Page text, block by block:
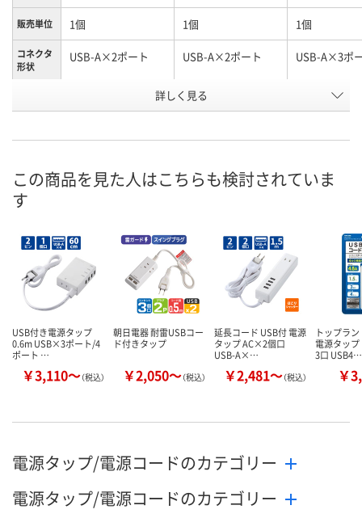
販売単位 1個 1個 1個
コネクタ
形状
USB-A×2ポート USB-A×2ポート USB-A×3ポ
1.5m
号
お届け日
お取り扱い終了しま
した
お取り扱い終了しま
した
お取り扱い
した
詳しく見る
この商品を見た人はこちらも検討されていま
す
USB付き電源タップ
0.6m USB×3ポート/4
ポート …
￥3,110～（税込）
朝日電器 耐雷USBコー
ド付きタップ
￥2,050～（税込）
延長コード USB付 電源
タップ AC×2個口
USB-A×…
￥2,481～（税込）
トップラ
電源タッ
3口 USB4…
￥
電源タップ/電源コードのカテゴリー
電源タップ/電源コードのカテゴリー